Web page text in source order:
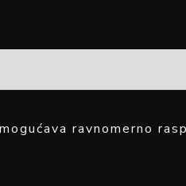
ravnomerno